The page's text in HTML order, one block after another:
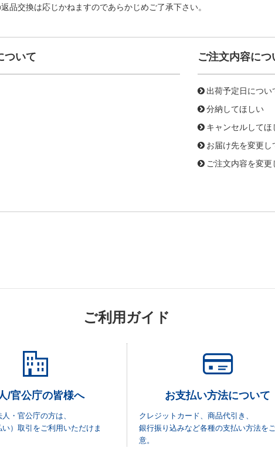
品交換は応じかねますのであらかじめご了承下さい。
ついて ご注文内容につ
出荷予定日につい
分納してほしい
キャンセルしてほ
お届け先を変更し
ご注文内容を変更
ご利用ガイド
/官公庁の皆様へ
・官公庁の方は、
）取引をご利用いただけま
お支払い方法について
クレジットカード、商品代引き、
銀行振り込みなど各種の支払い方法を
意。